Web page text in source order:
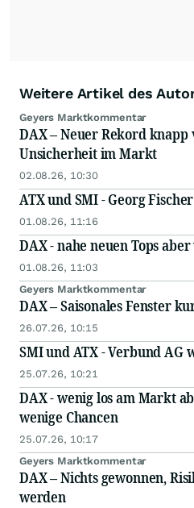
Aktuelle Termine können
*Werbelink
Weitere Artikel des
Geyers Marktkommentar
DAX – Neuer Rekord
Unsicherheit im Markt
02.08.26, 10:30
ATX und SMI - Georg
01.08.26, 11:16
DAX - nahe neuen Tops
01.08.26, 11:03
Geyers Marktkommentar
DAX – Saisonales Fenster
26.07.26, 10:15
SMI und ATX - Verbund
25.07.26, 10:21
DAX - wenig los am Markt
wenige Chancen
25.07.26, 10:17
Geyers Marktkommentar
DAX – Nichts gewonnen,
werden